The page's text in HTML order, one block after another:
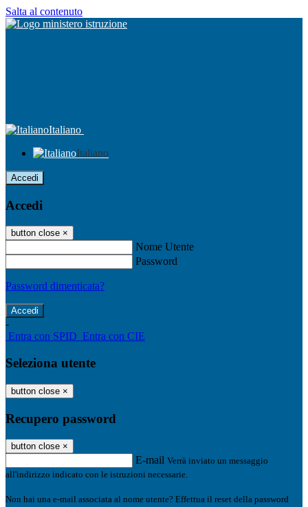
Salta al contenuto
Italiano
Italiano
Accedi
Accedi
button close ×
Nome Utente
Password
Password dimenticata?
-
Entra con SPID Entra con CIE
Seleziona utente
button close ×
Recupero password
button close ×
E-mail Verrà inviato un messaggio
all'indirizzo indicato con le istruzioni necessarie.
Non hai una e-mail associata al nome utente? Effettua il reset della password